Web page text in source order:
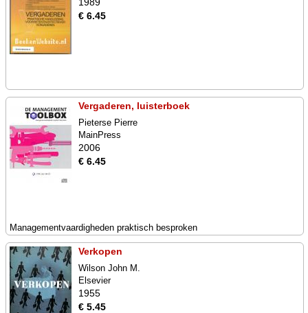
€ 6.45
Vergaderen, luisterboek
Pieterse Pierre
MainPress
2006
€ 6.45
Managementvaardigheden praktisch besproken
Verkopen
Wilson John M.
Elsevier
1955
€ 5.45